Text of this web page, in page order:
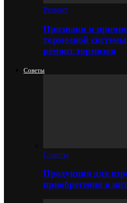
Ремонт
Признаки и
тормозной
ремонт тормозов
Советы
Советы
Продукция для
приобретения в